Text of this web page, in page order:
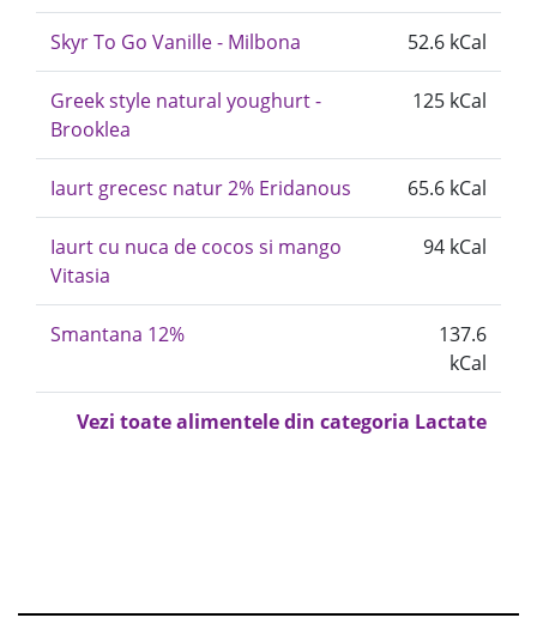
Skyr To Go Vanille - Milbona 52.6 kCal
Greek style natural youghurt -
Brooklea
125 kCal
Iaurt grecesc natur 2% Eridanous 65.6 kCal
Iaurt cu nuca de cocos si mango
Vitasia
94 kCal
Smantana 12%
137.6
kCal
Vezi toate alimentele din categoria Lactate